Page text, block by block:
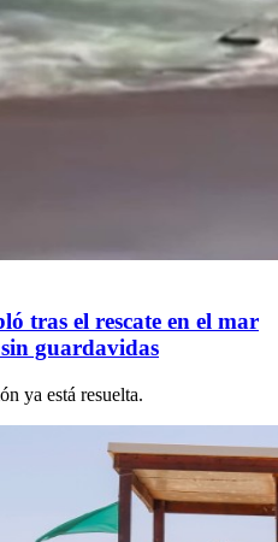
tras el rescate en el mar
guardavidas
ya está resuelta.